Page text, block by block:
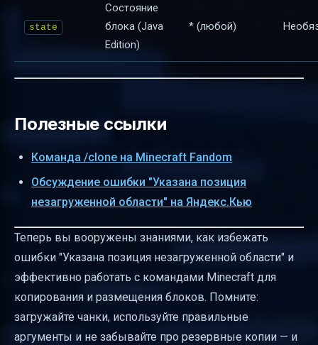
state
Состояние
блока (Java
Edition)
* (любой)
Полезные ссылки
Команда /clone на Minecraft Fandom
Обсуждение ошибки "Указана позиция
незагруженной области" на Яндекс.Кью
Теперь вы вооружены знаниями, как избежать
ошибки "Указана позиция незагруженной области" и
эффективно работать с командами Minecraft для
копирования и размещения блоков. Помните:
загружайте чанки, используйте правильные
аргументы и не забывайте про резервные копии — и